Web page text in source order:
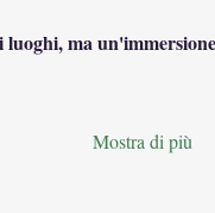
ma
Mostra di più